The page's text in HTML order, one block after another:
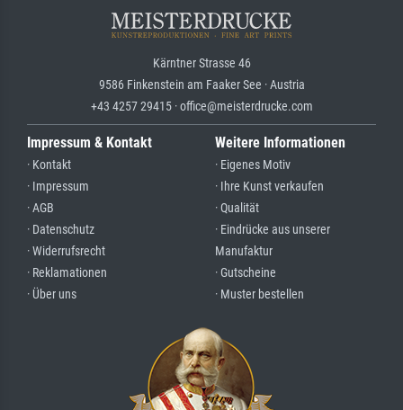
Kärntner Strasse 46
9586 Finkenstein am Faaker See · Austria
+43 4257 29415 · office@meisterdrucke.com
Impressum & Kontakt
· Kontakt
· Impressum
· AGB
· Datenschutz
· Widerrufsrecht
· Reklamationen
· Über uns
Weitere Informationen
· Eigenes Motiv
· Ihre Kunst verkaufen
· Qualität
· Eindrücke aus unserer
Manufaktur
· Gutscheine
· Muster bestellen